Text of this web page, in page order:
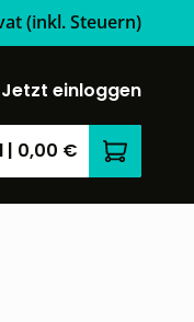
(inkl. Steuern)
Jetzt einloggen
| 0,00 €